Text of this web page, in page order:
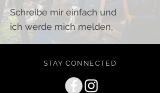
Schreibe mir einfach und
ich werde mich melden,
STAY CONNECTED